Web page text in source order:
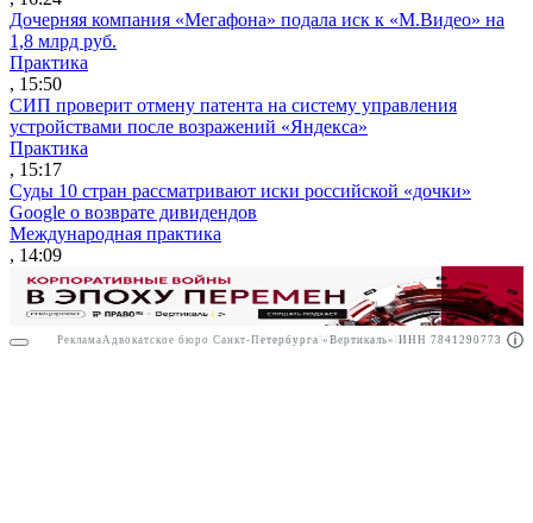
Реклама АО"Право.ру" ИНН: 7708095468
Дочерняя компания «Мегафона» подала иск к «М.Видео» на
1,8 млрд руб.
Практика
, 15:50
СИП проверит отмену патента на систему управления
устройствами после возражений «Яндекса»
Практика
, 15:17
Суды 10 стран рассматривают иски российской «дочки»
Google о возврате дивидендов
Международная практика
, 14:09
Реклама Адвокатское бюро Санкт-Петербурга «Вертикаль» ИНН 7841290773